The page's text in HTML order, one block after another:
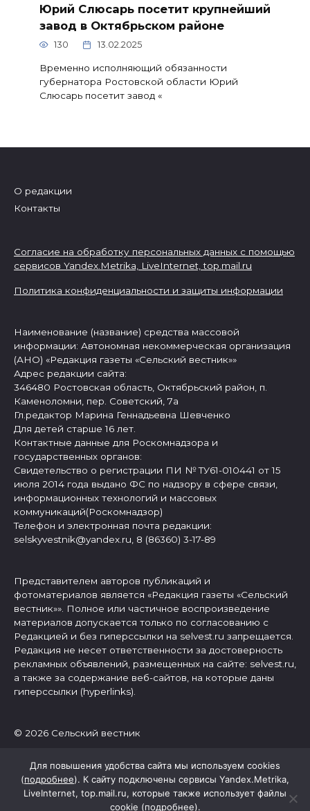
Юрий Слюсарь посетит крупнейший
завод в Октябрьском районе
130 13.02.2025
Временно исполняющий обязанности
губернатора Ростовской области Юрий
Слюсарь посетит завод «
О редакции
Контакты
Согласие на обработку персональных данных с помощью
сервисов Yandex.Metrika, LiveInternet,top.mail.ru
Политика конфиденциальности и защиты информации
Наименование (название) средства массовой
информации: Автономная некоммерческая организация
(АНО) «Редакция газеты «Сельский вестник»»
Адрес редакции сайта:
346480 Ростовская область, Октябрьский район, п.
Каменоломни, пер. Советский, 7а
Гл.редактор Марина Геннадьевна Шевченко
Для детей старше 16 лет.
Контактные данные для Роскомнадзора и
государственных органов:
Свидетельство о регистрации ПИ № ТУ61-010441 от 15
июля 2014 года выдано ФС по надзору в сфере связи,
информационных технологий и массовых
коммуникаций(Роскомнадзор)
Телефон и электронная почта редакции:
selskyvestnik@yandex.ru, 8 (86360) 3-17-89
Представителем авторов публикаций и
фотоматериалов является «Редакция газеты «Сельский
вестник»». Полное или частичное воспроизведение
материалов допускается только по согласованию с
Редакцией и без гиперссылки на selvest.ru запрещается.
Редакция не несет ответственности за достоверность
рекламных объявлений, размещенных на сайте: selvest.ru,
а также за содержание веб-сайтов, на которые даны
гиперссылки (hyperlinks).
© 2026 Сельский вестник
Для повышения удобства сайта мы используем cookies
(подробнее). К сайту подключены сервисы Yandex.Metrika,
LiveInternet, top.mail.ru, которые также использует файлы
cookie (подробнее).